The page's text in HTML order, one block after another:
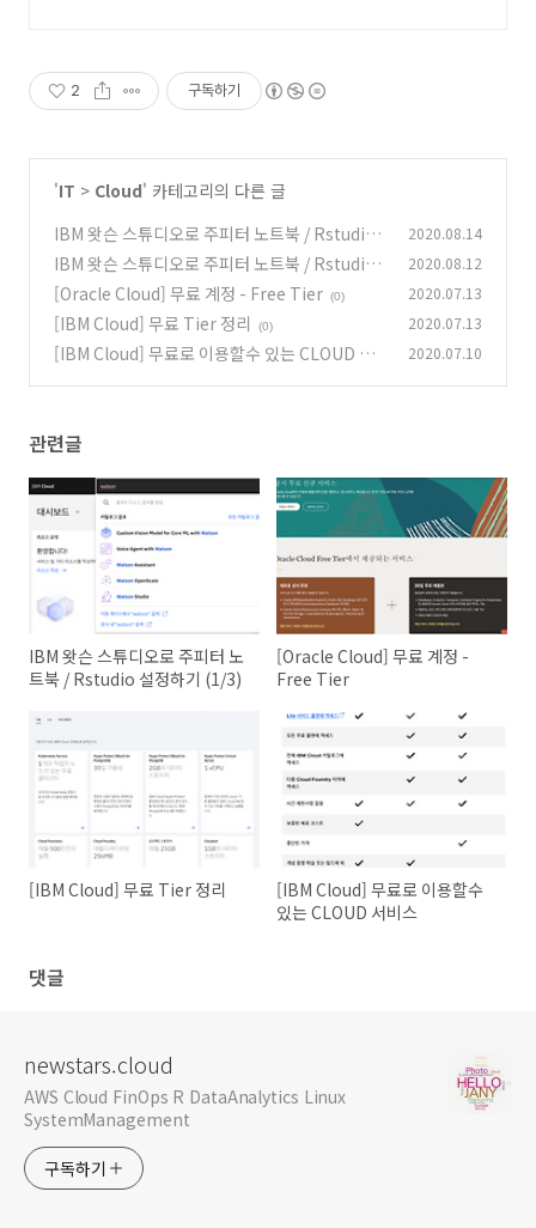
2 구독하기
'IT > Cloud' 카테고리의 다른 글
IBM 왓슨 스튜디오로 주피터 노트북 / Rstudio
설정하기 (2/3)
(0)
2020.08.14
IBM 왓슨 스튜디오로 주피터 노트북 / Rstudio
설정하기 (1/3)
(0)
2020.08.12
[Oracle Cloud] 무료 계정 - Free Tier (0) 2020.07.13
[IBM Cloud] 무료 Tier 정리 (0) 2020.07.13
[IBM Cloud] 무료로 이용할수 있는 CLOUD 서
2020.07.10
관련글
IBM 왓슨 스튜디오로 주피터 노
트북 / Rstudio 설정하기 (1/3)
[Oracle Cloud] 무료 계정 -
Free Tier
[IBM Cloud] 무료 Tier 정리
[IBM Cloud] 무료로 이용할수
있는 CLOUD 서비스
댓글
newstars.cloud
AWS Cloud FinOps R DataAnalytics Linux
SystemManagement
구독하기